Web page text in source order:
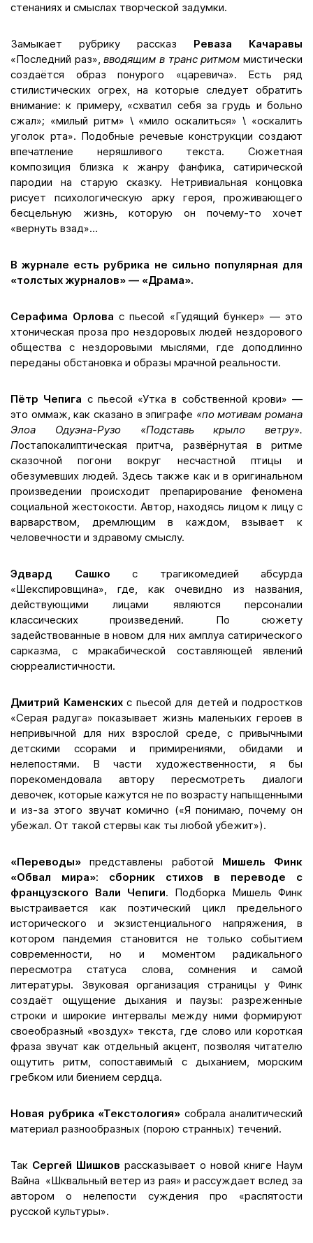
стенаниях и смыслах творческой задумки.
Замыкает рубрику рассказ Реваза Качаравы
«Последний раз»,вводящим в транс ритмом мистически
создаётся образ понурого «царевича». Есть ряд
стилистических огрех, на которые следует обратить
внимание: к примеру, «схватил себя за грудь и больно
сжал»; «милый ритм» \ «мило оскалиться» \ «оскалить
уголок рта». Подобные речевые конструкции создают
впечатление неряшливого текста. Сюжетная
композиция близка к жанру фанфика, сатирической
пародии на старую сказку. Нетривиальная концовка
рисует психологическую арку героя, проживающего
бесцельную жизнь, которую он почему-то хочет
«вернуть взад»…
В журнале есть рубрика не сильно популярная для
«толстых журналов» — «Драма».
Серафима Орлова с пьесой «Гудящий бункер» — это
хтоническая проза про нездоровых людей нездорового
общества с нездоровыми мыслями, где доподлинно
переданы обстановка и образы мрачной реальности.
Пётр Чепига с пьесой «Утка в собственной крови» —
это оммаж, как сказано в эпиграфе «по мотивам романа
Элоа Одуэна-Рузо «Подставь крыло ветру».
Постапокалиптическая притча, развёрнутая в ритме
сказочной погони вокруг несчастной птицы и
обезумевших людей. Здесь также как и в оригинальном
произведении происходит препарирование феномена
социальной жестокости. Автор, находясь лицом к лицу с
варварством, дремлющим в каждом, взывает к
человечности и здравому смыслу.
Эдвард Сашко с трагикомедией абсурда
«Шекспировщина», где, как очевидно из названия,
действующими лицами являются персоналии
классических произведений. По сюжету
задействованные в новом для них амплуа сатирического
сарказма, с мракабической составляющей явлений
сюрреалистичности.
Дмитрий Каменскихс пьесой для детей и подростков
«Серая радуга» показывает жизнь маленьких героев в
непривычной для них взрослой среде, с привычными
детскими ссорами и примирениями, обидами и
нелепостями. В части художественности, я бы
порекомендовала автору пересмотреть диалоги
девочек, которые кажутся не по возрасту напыщенными
и из-за этого звучат комично («Я понимаю, почему он
убежал. От такой стервы как ты любой убежит»).
«Переводы» представлены работой Мишель Финк
«Обвал мира»: сборник стихов в переводе с
французского Вали Чепиги. Подборка Мишель Финк
выстраивается как поэтический цикл предельного
исторического и экзистенциального напряжения, в
котором пандемия становится не только событием
современности, но и моментом радикального
пересмотра статуса слова, сомнения и самой
литературы. Звуковая организация страницы у Финк
создаёт ощущение дыхания и паузы: разреженные
строки и широкие интервалы между ними формируют
своеобразный «воздух» текста, где слово или короткая
фраза звучат как отдельный акцент, позволяя читателю
ощутить ритм, сопоставимый с дыханием, морским
гребком или биением сердца.
Новая рубрика «Текстология» собрала аналитический
материал разнообразных (порою странных) течений.
Так Сергей Шишков рассказывает о новой книге Наум
Вайна «Шквальный ветер из рая» и рассуждает вслед за
автором о нелепости суждения про «распятости
русской культуры».